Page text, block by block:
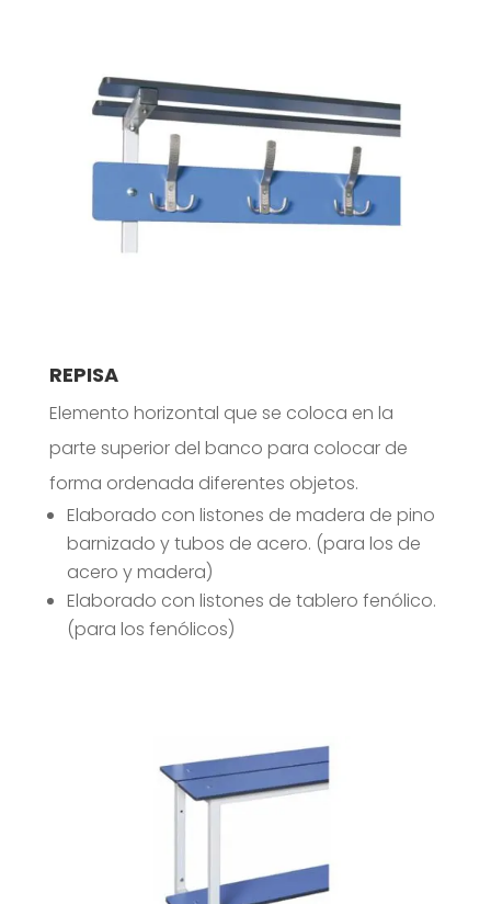
REPISA
Elemento horizontal que se coloca en la
parte superior del banco para colocar de
forma ordenada diferentes objetos.
Elaborado con listones de madera de pino
barnizado y tubos de acero. (para los de
acero y madera)
Elaborado con listones de tablero fenólico.
(para los fenólicos)